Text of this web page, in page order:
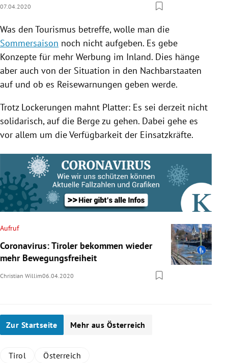
07.04.2020
Was den Tourismus betreffe, wolle man die
Sommersaison noch nicht aufgeben. Es gebe
Konzepte für mehr Werbung im Inland. Dies hänge
aber auch von der Situation in den Nachbarstaaten
auf und ob es Reisewarnungen geben werde.
Trotz Lockerungen mahnt Platter: Es sei derzeit nicht
solidarisch, auf die Berge zu gehen. Dabei gehe es
vor allem um die Verfügbarkeit der Einsatzkräfte.
Aufruf
Coronavirus: Tiroler bekommen wieder
mehr Bewegungsfreiheit
Christian Willim06.04.2020
Zur Startseite Mehr aus Österreich
Tirol Österreich